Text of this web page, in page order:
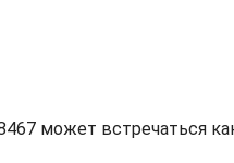
может встречаться